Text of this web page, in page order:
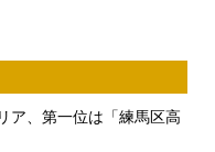
ア、第一位は「練馬区高